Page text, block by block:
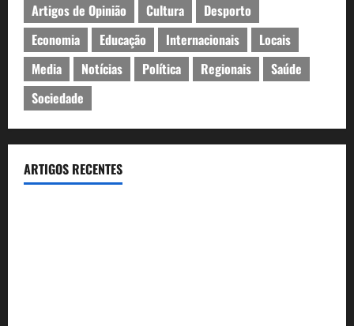
Artigos de Opinião Cultura
Desporto
Economia
Educação Internacionais
Locais
Media
Notícias Política Regionais
Saúde
Sociedade
ARTIGOS RECENTES